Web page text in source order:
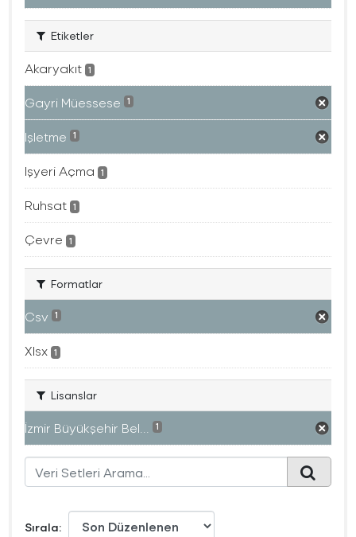
Etiketler
Akaryakıt 1
Gayri Müessese 1
Işletme 1
Işyeri Açma 1
Ruhsat 1
Çevre 1
Formatlar
Csv 1
Xlsx 1
Lisanslar
İzmir Büyükşehir Bel... 1
Sırala